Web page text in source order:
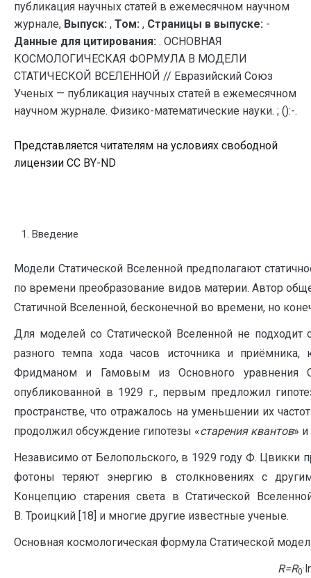
публикация научных статей в ежемесячном научном
журнале, Выпуск: , Том: , Страницы в выпуске: -
Данные для цитирования: . ОСНОВНАЯ
КОСМОЛОГИЧЕСКАЯ ФОРМУЛА В МОДЕЛИ
СТАТИЧЕСКОЙ ВСЕЛЕННОЙ // Евразийский Союз
Ученых — публикация научных статей в ежемесячном
научном журнале. Физико-математические науки. ; ():-.
Представляется читателям на условиях свободной
лицензии CC BY-ND
Введение
Модели Статической Вселенной предполагают
по времени преобразование видов материи. Автор
Статичной Вселенной, бесконечной во времени, но
Для моделей со Статической Вселенной не подходит
разного темпа хода часов источника и
Фридманом и Гамовым из Основного уравнения
опубликованной в 1929 г., первым предложил
пространстве, что отражалось на уменьшении их
продолжил обсуждение гипотезы «старения квантов»
Независимо от Белопольского, в 1929 году Ф.
фотоны теряют энергию в столкновениях с
Концепцию старения света в Статической
В. Троицкий [18] и многие другие известные ученые.
Основная космологическая формула Статической
R=R0